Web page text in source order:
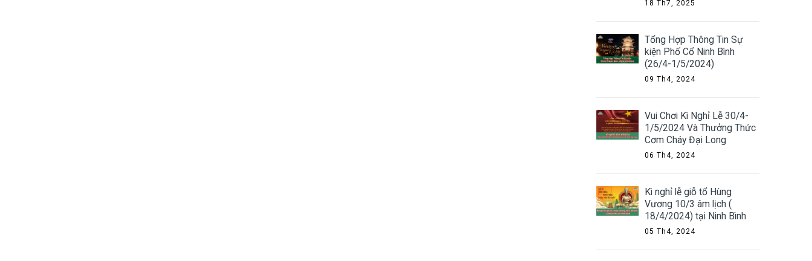
18 Th7, 2025
Tổng Hợp Thông Tin Sự
kiện Phố Cổ Ninh Bình
(26/4-1/5/2024)
09 Th4, 2024
Vui Chơi Kì Nghỉ Lễ 30/4-
1/5/2024 Và Thưởng Thức
Cơm Cháy Đại Long
06 Th4, 2024
Kì nghỉ lễ giỗ tổ Hùng
Vương 10/3 âm lịch (
18/4/2024) tại Ninh Bình
05 Th4, 2024